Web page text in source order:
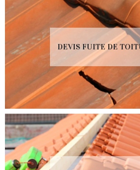
DEVIS FUITE DE